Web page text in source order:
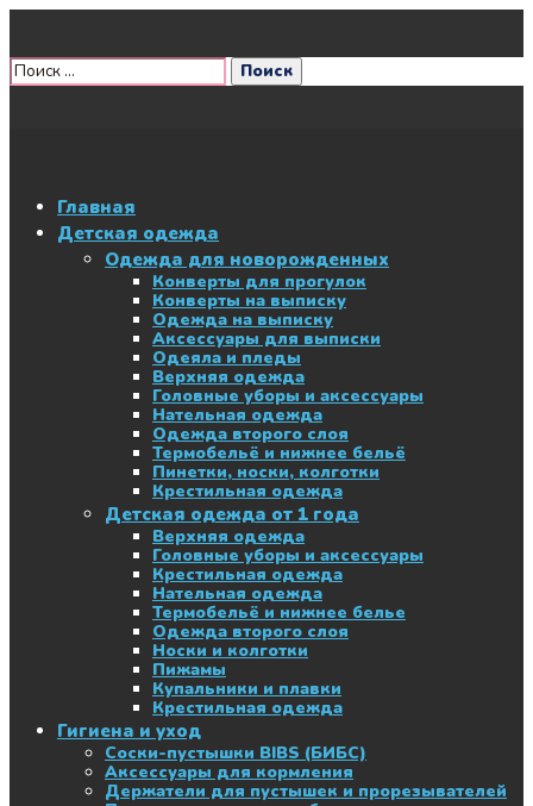
Главная
Детская одежда
Одежда для новорожденных
Конверты для прогулок
Конверты на выписку
Одежда на выписку
Аксессуары для выписки
Одеяла и пледы
Верхняя одежда
Головные уборы и аксессуары
Нательная одежда
Одежда второго слоя
Термобельё и нижнее бельё
Пинетки, носки, колготки
Крестильная одежда
Детская одежда от 1 года
Верхняя одежда
Головные уборы и аксессуары
Крестильная одежда
Нательная одежда
Термобельё и нижнее белье
Одежда второго слоя
Носки и колготки
Пижамы
Купальники и плавки
Крестильная одежда
Гигиена и уход
Соски-пустышки BIBS (БИБС)
Аксессуары для кормления
Держатели для пустышек и прорезывателей